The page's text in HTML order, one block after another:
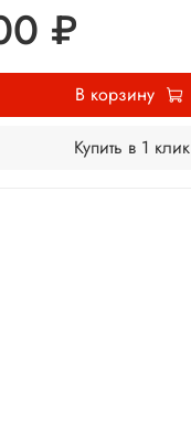
₽
В корзину
Купить в 1 клик